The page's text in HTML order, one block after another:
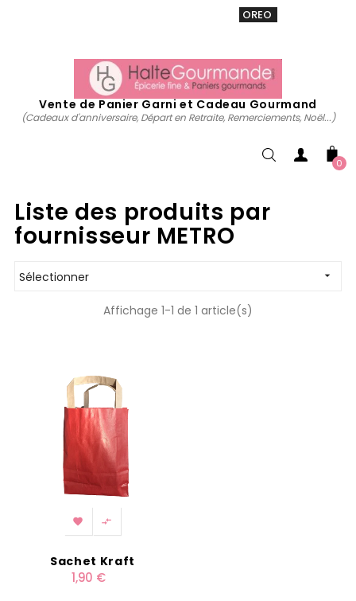
OREO
Vente de Panier Garni et Cadeau Gourmand
(Cadeaux d'anniversaire, Départ en Retraite, Remerciements, Noël...)
0
Liste des produits par
fournisseur METRO
Sélectionner 
Affichage 1-1 de 1 article(s)
 
Sachet Kraft
1,90 €